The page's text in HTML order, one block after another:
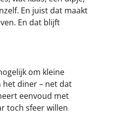
En juist dat maakt
En dat blijft
om kleine
het diner – net dat
eenvoud met
toch sfeer willen